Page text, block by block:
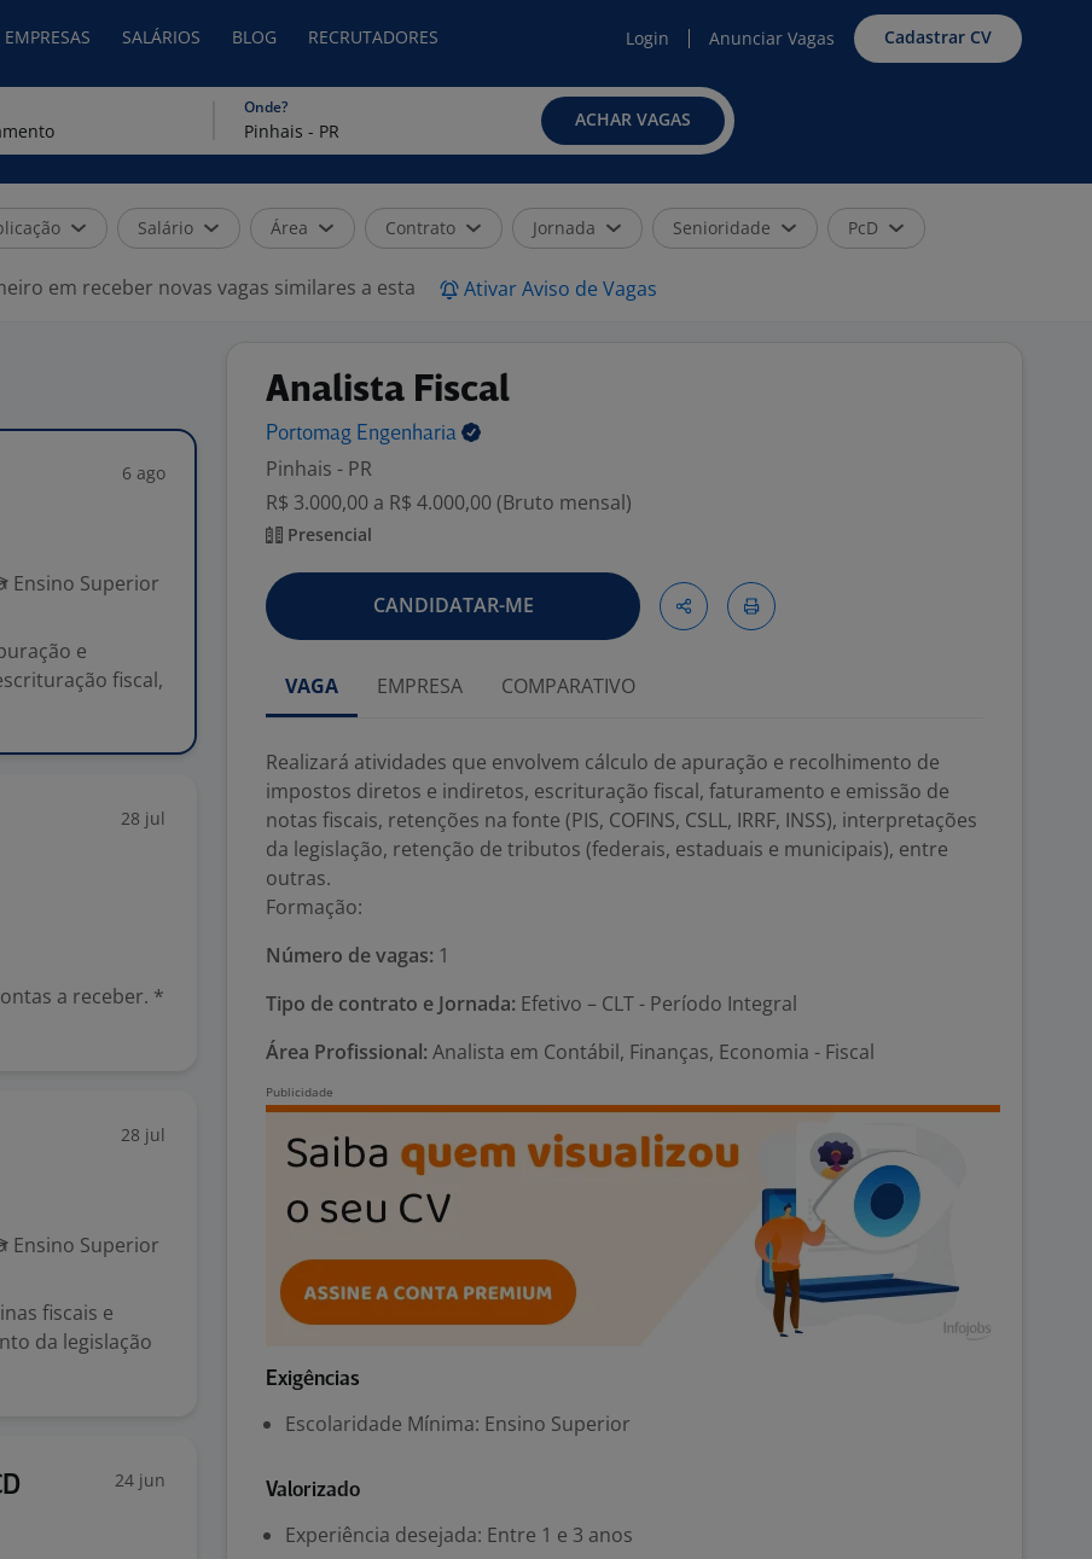
SALÁRIOS BLOG RECRUTADORES Login Anunciar Vagas Cadastrar CV
Onde?
ACHAR VAGAS
Salário Área Contrato Jornada Senioridade PcD
em receber novas vagas similares a esta Ativar Aviso de Vagas
6 ago
Ensino Superior
e
fiscal,
28 jul
a receber. *
28 jul
Ensino Superior
fiscais e
da legislação
24 jun
Analista Fiscal
Portomag Engenharia
Pinhais - PR
R$ 3.000,00 a R$ 4.000,00 (Bruto mensal)
Presencial
CANDIDATAR-ME
VAGA EMPRESA COMPARATIVO
Realizará atividades que envolvem cálculo de apuração e recolhimento de
impostos diretos e indiretos, escrituração fiscal, faturamento e emissão de
notas fiscais, retenções na fonte (PIS, COFINS, CSLL, IRRF, INSS), interpretações
da legislação, retenção de tributos (federais, estaduais e municipais), entre
outras.
Formação:
Número de vagas: 1
Tipo de contrato e Jornada: Efetivo – CLT - Período Integral
Área Profissional: Analista em Contábil, Finanças, Economia - Fiscal
Exigências
Escolaridade Mínima: Ensino Superior
Valorizado
Experiência desejada: Entre 1 e 3 anos